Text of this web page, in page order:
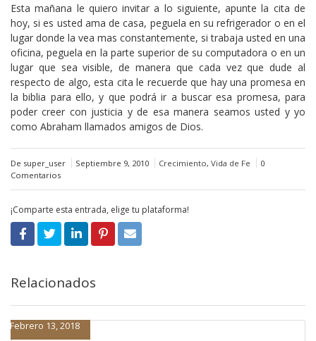
Esta mañana le quiero invitar a lo siguiente, apunte la cita de
hoy, si es usted ama de casa, peguela en su refrigerador o en el
lugar donde la vea mas constantemente, si trabaja usted en una
oficina, peguela en la parte superior de su computadora o en un
lugar que sea visible, de manera que cada vez que dude al
respecto de algo, esta cita le recuerde que hay una promesa en
la biblia para ello, y que podrá ir a buscar esa promesa, para
poder creer con justicia y de esa manera seamos usted y yo
como Abraham llamados amigos de Dios.
De super_user Septiembre 9, 2010 Crecimiento, Vida de Fe
0
Comentarios
¡Comparte esta entrada, elige tu plataforma!
Relacionados
Febrero 13, 2018